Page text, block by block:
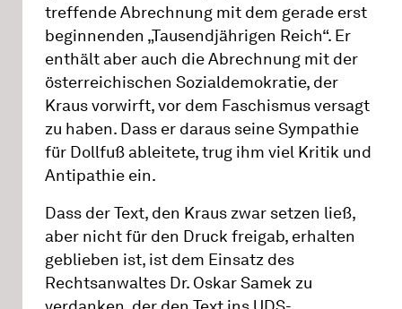
treffende Abrechnung mit dem gerade erst
beginnenden „Tausendjährigen Reich“. Er
enthält aber auch die Abrechnung mit der
österreichischen Sozialdemokratie, der
Kraus vorwirft, vor dem Faschismus versagt
zu haben. Dass er daraus seine Sympathie
für Dollfuß ableitete, trug ihm viel Kritik und
Antipathie ein.
Dass der Text, den Kraus zwar setzen ließ,
aber nicht für den Druck freigab, erhalten
geblieben ist, ist dem Einsatz des
Rechtsanwaltes Dr. Oskar Samek zu